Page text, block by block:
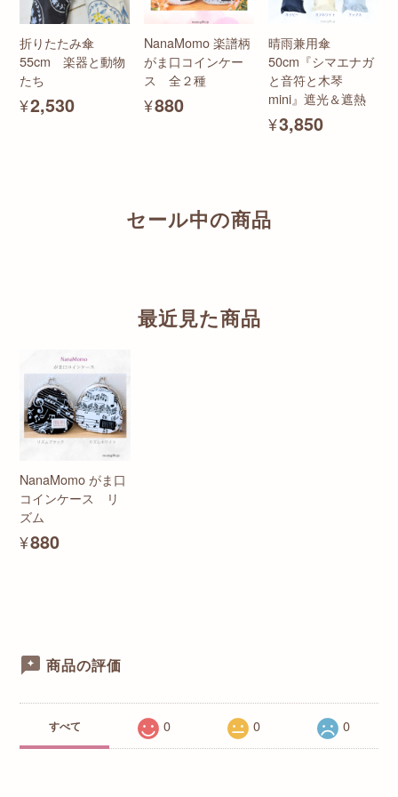
折りたたみ傘
55cm 楽器と動物
たち
¥2,530
NanaMomo 楽譜柄
がま口コインケー
ス 全２種
¥880
晴雨兼用傘
50cm『シマエナガ
と音符と木琴
mini』遮光＆遮熱
¥3,850
セール中の商品
最近見た商品
NanaMomo がま口
コインケース リ
ズム
¥880
商品の評価
すべて 0 0 0